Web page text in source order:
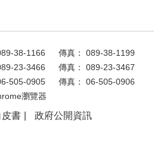
38-1166
傳真： 089-38-1199
23-3466
傳真： 089-23-3467
505-0905
傳真： 06-505-0906
瀏覽器
書
政府公開資訊